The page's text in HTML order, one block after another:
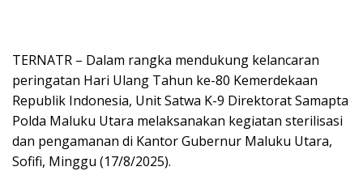
TERNATR – Dalam rangka mendukung kelancaran
peringatan Hari Ulang Tahun ke-80 Kemerdekaan
Republik Indonesia, Unit Satwa K-9 Direktorat Samapta
Polda Maluku Utara melaksanakan kegiatan sterilisasi
dan pengamanan di Kantor Gubernur Maluku Utara,
Sofifi, Minggu (17/8/2025).